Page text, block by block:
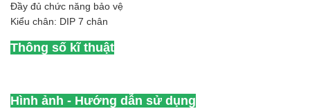
Đầy đủ chức năng bảo vệ
Kiểu chân: DIP 7 chân
Thông số kĩ thuật
Hình ảnh - Hướng dẫn sử dụng